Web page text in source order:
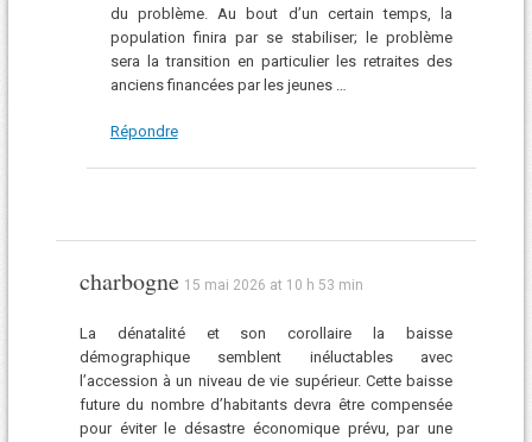
du problème. Au bout d’un certain temps, la
population finira par se stabiliser; le problème
sera la transition en particulier les retraites des
anciens financées par les jeunes …
Répondre
charbogne 15 mai 2026 at 10 h 53 min
La dénatalité et son corollaire la baisse
démographique semblent inéluctables avec
l’accession à un niveau de vie supérieur. Cette baisse
future du nombre d’habitants devra être compensée
pour éviter le désastre économique prévu, par une